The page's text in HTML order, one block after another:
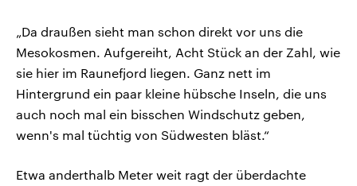
„Da draußen sieht man schon direkt vor uns die
Mesokosmen. Aufgereiht, Acht Stück an der Zahl, wie
sie hier im Raunefjord liegen. Ganz nett im
Hintergrund ein paar kleine hübsche Inseln, die uns
auch noch mal ein bisschen Windschutz geben,
wenn's mal tüchtig von Südwesten bläst.“
Etwa anderthalb Meter weit ragt der überdachte